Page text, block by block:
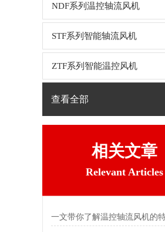
NDF系列温控轴流风机
STF系列智能轴流风机
ZTF系列智能温控风机
查看全部
相关文章
Relevant Articles